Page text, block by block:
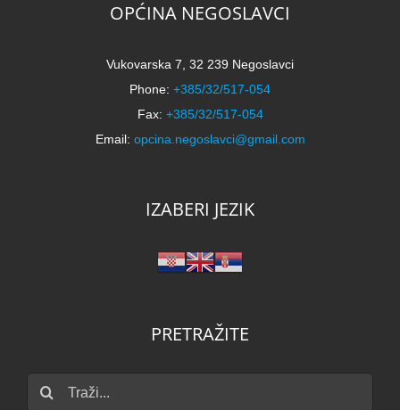
OPĆINA NEGOSLAVCI
Vukovarska 7, 32 239 Negoslavci
Phone: +385/32/517-054
Fax: +385/32/517-054
Email: opcina.negoslavci@gmail.com
IZABERI JEZIK
PRETRAŽITE
Traži...